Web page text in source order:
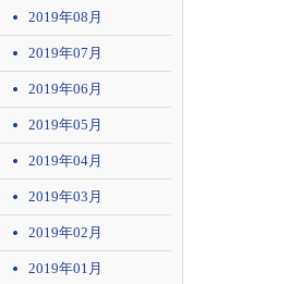
2019年08月
2019年07月
2019年06月
2019年05月
2019年04月
2019年03月
2019年02月
2019年01月